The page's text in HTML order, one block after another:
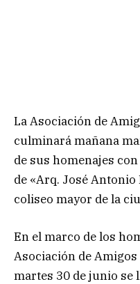
La Asociación de
culminará mañana
de sus homenajes
de «Arq. José
coliseo mayor de la
En el marco de los
Asociación de
martes 30 de junio se